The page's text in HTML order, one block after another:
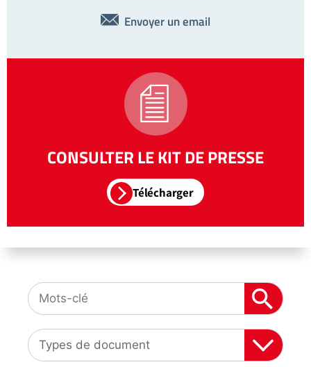
Envoyer un email
CONSULTER LE KIT DE PRESSE
Télécharger